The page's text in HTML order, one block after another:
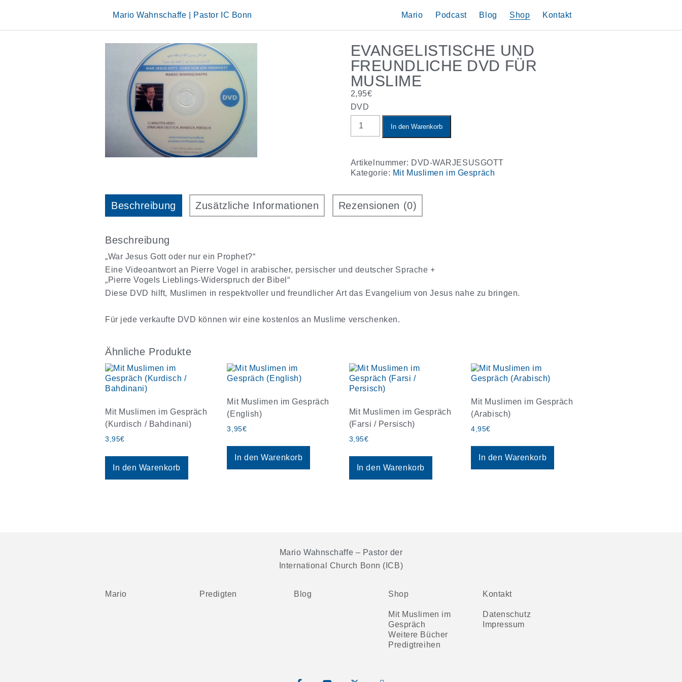
Mario Wahnschaffe | Pastor IC Bonn Mario Podcast Blog Shop
Gespräch
Weitere Bücher
Predigtreihen
Kontakt
EVANGELISTISCHE UND
FREUNDLICHE DVD FÜR
MUSLIME
2,95€
DVD
und
freundliche
für
Muslime
In den Warenkorb
Artikelnummer: DVD-WARJESUSGOTT
Kategorie: Mit Muslimen im Gespräch
Beschreibung Zusätzliche Informationen Rezensionen (0)
Beschreibung
„War Jesus Gott oder nur ein Prophet?“
Eine Videoantwort an Pierre Vogel in arabischer, persischer und deutscher Sprache +
„Pierre Vogels Lieblings-Widerspruch der Bibel“
Diese DVD hilft, Muslimen in respektvoller und freundlicher Art das Evangelium von Jesus nahe zu bringen.
Für jede verkaufte DVD können wir eine kostenlos an Muslime verschenken.
Ähnliche Produkte
Mit Muslimen im Gespräch
(Kurdisch / Bahdinani)
3,95€
In den Warenkorb
Mit Muslimen im Gespräch
(English)
3,95€
In den Warenkorb
Mit Muslimen im Gespräch
(Farsi / Persisch)
3,95€
In den Warenkorb
Mit Muslimen im Gespräch
(Arabisch)
4,95€
In den Warenkorb
Mario Wahnschaffe – Pastor der
International Church Bonn (ICB)
Mario Predigten Blog Shop
Mit Muslimen im
Gespräch
Weitere Bücher
Predigtreihen
Kontakt
Datenschutz
Impressum